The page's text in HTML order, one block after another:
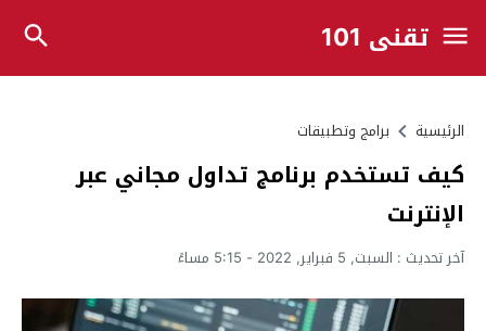
تقني 101
الرئيسية برامج وتطبيقات
كيف تستخدم برنامج تداول مجاني عبر
الإنترنت
آخر تحديث : السبت, 5 فبراير, 2022 - 5:15 مساءً